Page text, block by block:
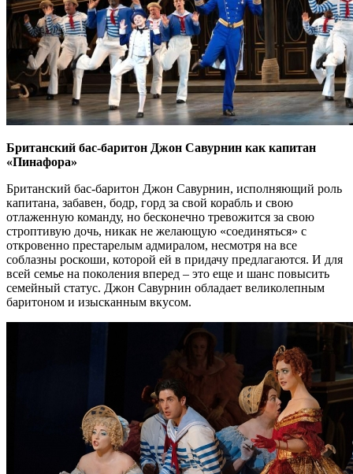
Британский бас-баритон Джон Савурнин как капитан
«Пинафора»
Британский бас-баритон Джон Савурнин, исполняющий роль
капитана, забавен, бодр, горд за свой корабль и свою
отлаженную команду, но бесконечно тревожится за свою
строптивую дочь, никак не желающую «соединяться» с
откровенно престарелым адмиралом, несмотря на все
соблазны роскоши, которой ей в придачу предлагаются. И для
всей семье на поколения вперед – это еще и шанс повысить
семейный статус. Джон Савурнин обладает великолепным
баритоном и изысканным вкусом.